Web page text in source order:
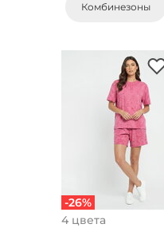
Комбинезоны
-26%
4 цвета